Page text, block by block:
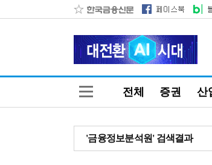
전체 증권 산
'금융정보분석원' 검색결과